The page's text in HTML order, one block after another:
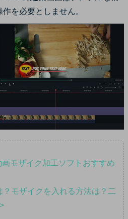
を必要としません。
画モザイク加工ソフトおすすめ
？モザイクを入れる方法は？二